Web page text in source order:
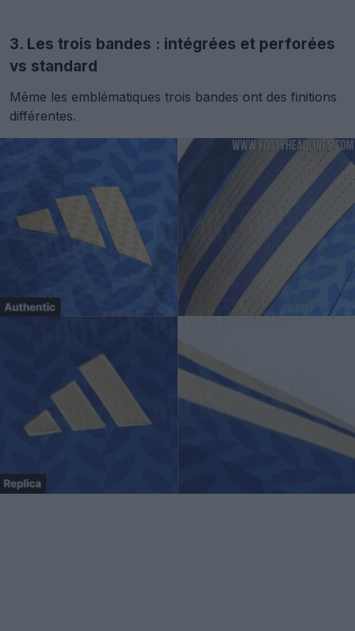
3. Les trois bandes : intégrées et perforées
vs standard
Même les emblématiques trois bandes ont des finitions
différentes.